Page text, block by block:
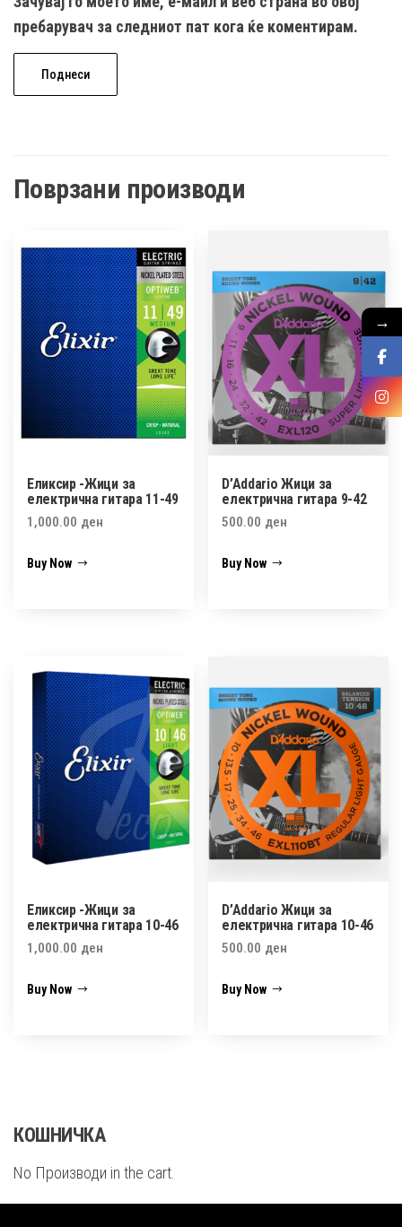
пребарувач за следниот пат кога ќе коментирам.
Поврзани производи
Еликсир -Жици за
електрична гитара 11-49
1,000.00 ден
Buy Now
D’Addario Жици за
електрична гитара 9-42
500.00 ден
Buy Now
Еликсир -Жици за
електрична гитара 10-46
1,000.00 ден
Buy Now
D’Addario Жици за
електрична гитара 10-46
500.00 ден
Buy Now
КОШНИЧКА
No Производи in the cart.
→